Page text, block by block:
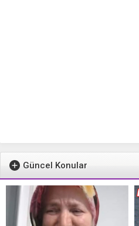
Güncel Konular